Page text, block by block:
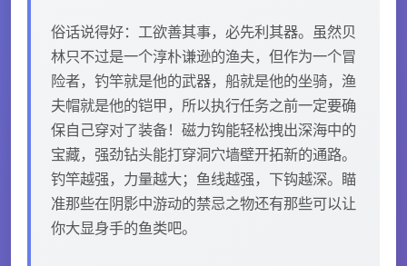
俗话说得好：工欲善其事，必先利其器。虽然贝
林只不过是一个淳朴谦逊的渔夫，但作为一个冒
险者，钓竿就是他的武器，船就是他的坐骑，渔
夫帽就是他的铠甲，所以执行任务之前一定要确
保自己穿对了装备！磁力钩能轻松拽出深海中的
宝藏，强劲钻头能打穿洞穴墙壁开拓新的通路。
钓竿越强，力量越大；鱼线越强，下钩越深。瞄
准那些在阴影中游动的禁忌之物还有那些可以让
你大显身手的鱼类吧。